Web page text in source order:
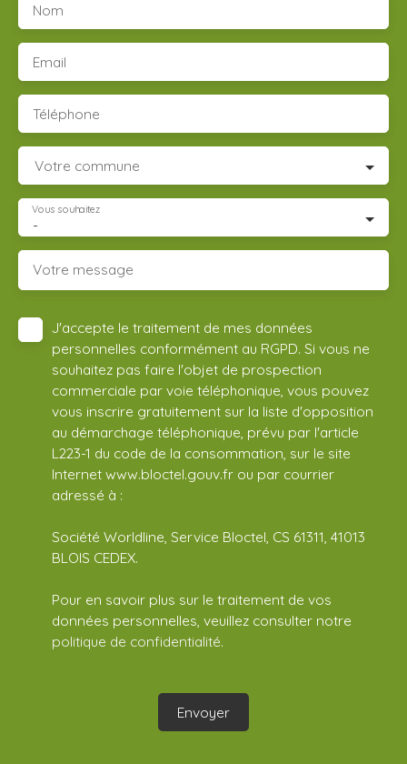
Nom
Email
Téléphone
Votre commune
-
Vous souhaitez
Votre message
J'accepte le traitement de mes données
personnelles conformément au RGPD. Si vous ne
souhaitez pas faire l'objet de prospection
commerciale par voie téléphonique, vous pouvez
vous inscrire gratuitement sur la liste d'opposition
au démarchage téléphonique, prévu par l'article
L223-1 du code de la consommation, sur le site
Internet www.bloctel.gouv.fr ou par courrier
adressé à :
Société Worldline, Service Bloctel, CS 61311, 41013
BLOIS CEDEX.
Pour en savoir plus sur le traitement de vos
données personnelles, veuillez consulter notre
politique de confidentialité.
Envoyer